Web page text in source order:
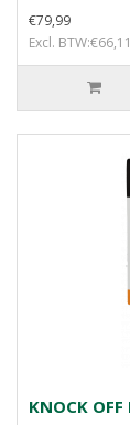
€79,99
Excl. BTW:€66,11
KNOCK